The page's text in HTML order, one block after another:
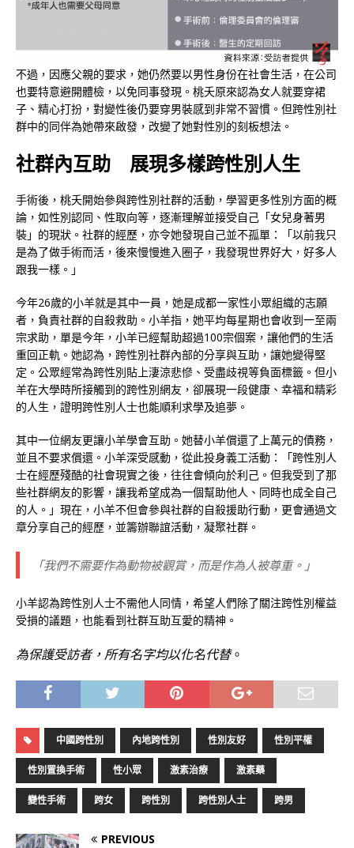
不過，因應父親的要求，她仍然要以男性身份在社會生活，在公司
也要特意避開體檢，以免同事發現。桃夭原來認為女人就要穿裙
子、精心打扮，對變性後仍要穿男裝感到非常不習慣。但跨性別社
群中的同伴為她帶來啟發，改變了她對性別的刻板想法。
社群內互助 展現多樣跨性別人生
手術後，桃夭開始參與跨性別社群的活動，學習更多性別方面的概
論，如性別認同、性取向等，逐漸理解並接受自己「女兒身著男
裝」的現狀。社群的經歷，亦令她發現自己並不孤單：「以前我只
是為了做手術而活，後來慢慢進入圈子，我發現世界好大，好多人
跟我一樣。」
今年26歲的小羊就是其中一員，她是成都一家性小眾組織的志願
者，負責社群的自殺救助。小羊指，她平均每星期也會收到一至兩
宗求助，單是今年，小羊已經幫助超過100宗個案，讓他們的生活
重回正軌。她認為，跨性別社群內部的分享與互助，讓她變得堅
定。公眾經常為跨性別貼上淒涼悲慘、受盡歧視等負面標籤。但小
羊在大學時所接觸到的跨性別網友，卻展現一段健康、幸福和精彩
的人生，證明跨性別人士也能順利求學及追夢。
其中一位網友更讓小羊學會互助。她替小羊償還了上萬元的債務，
並且不要求償還。小羊深受感動，從此投身義工活動：「跨性別人
士在經歷殘酷的社會現實之後，往往會傾向於利己。但我受到了那
些社群網友的影響，讓我希望成為一個幫助他人、同時也成全自己
的人。」現在，小羊不但會參與社群的自殺援助行動，更會通過文
章分享自己的經歷，並籌辦聯誼活動，凝聚社群。
「我們不需要作為動物被觀賞，而是作為人被尊重。」
小羊認為跨性別人士不需他人同情，希望人們除了關注跨性別權益
受損的議題，也能看到社群互助互愛的精神。
為保護受訪者，所有名字均以化名代替。
中國跨性別 內地跨性別 性別友好 性別平權
性別置換手術 性小眾 激素治療 激素藥
變性手術 跨女 跨性別 跨性別人士 跨男
PREVIOUS